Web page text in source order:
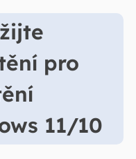
pro
11/10